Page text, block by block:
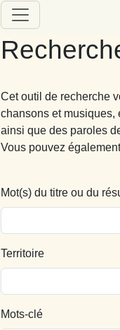
Cet outil de recherche
chansons et musiques,
ainsi que des paroles
Vous pouvez
Mot(s) du titre ou du
Territoire
Mots-clé